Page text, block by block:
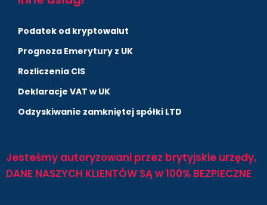
Podatek od kryptowalut
Prognoza Emerytury z UK
Rozliczenia CIS
Deklaracje VAT w UK
Odzyskiwanie zamkniętej spółki LTD
Jesteśmy autoryzowani przez brytyjskie urzędy,
DANE NASZYCH KLIENTÓW SĄ w 100% BEZPIECZNE